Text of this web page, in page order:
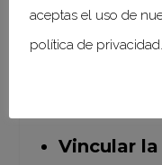
opción
Vincular
aceptas el uso de
política de privacidad.